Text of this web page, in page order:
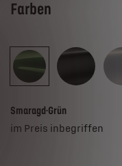
Farben
Smaragd-Grün
im Preis inbegriffen